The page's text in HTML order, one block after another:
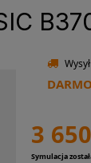
3
Symulacja